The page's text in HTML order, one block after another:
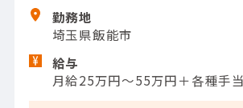
勤務地
埼玉県飯能市
給与
月給25万円～55万円＋各種手